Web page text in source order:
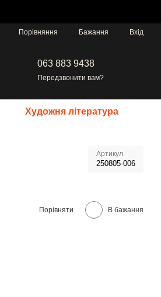
Порівняння Бажання Вхід
063 883 9438
Передзвонити вам?
Художня література
Артикул
250805-006
Порівняти В бажання